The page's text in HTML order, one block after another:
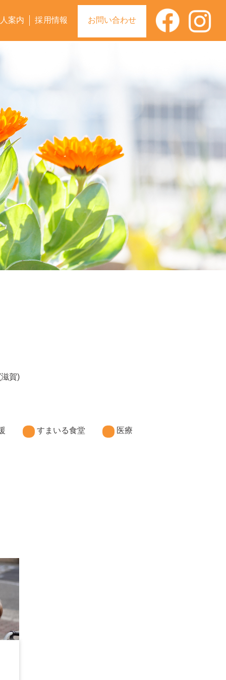
お問い合わせ
案内 採用情報
賀)
すまいる食堂 医療